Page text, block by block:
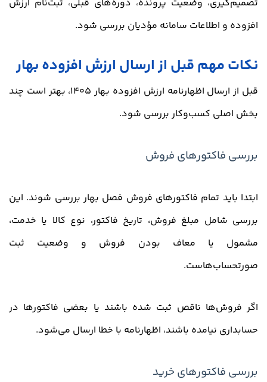
تصمیم‌گیری، وضعیت پرونده، دوره‌های قبلی، ثبت‌نام ارزش
افزوده و اطلاعات سامانه مؤدیان بررسی شود.
نکات مهم قبل از ارسال ارزش افزوده بهار
قبل از ارسال اظهارنامه ارزش افزوده بهار 1405، بهتر است چند
بخش اصلی کسب‌وکار بررسی شود.
بررسی فاکتورهای فروش
ابتدا باید تمام فاکتورهای فروش فصل بهار بررسی شوند. این
بررسی شامل مبلغ فروش، تاریخ فاکتور، نوع کالا یا خدمت،
مشمول یا معاف بودن فروش و وضعیت ثبت
صورتحساب‌هاست.
اگر فروش‌ها ناقص ثبت شده باشند یا بعضی فاکتورها در
حسابداری نیامده باشند، اظهارنامه با خطا ارسال می‌شود.
بررسی فاکتورهای خرید